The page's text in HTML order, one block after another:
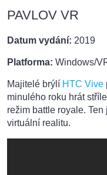
PAVLOV VR
Datum vydání: 2019
Platforma: Windows/
Majitelé brýlí HTC Vive
minulého roku hrát
režim battle royale.
virtuální realitu.